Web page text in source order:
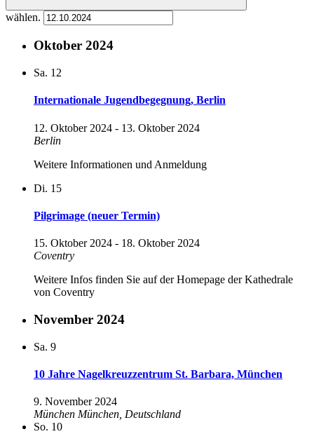
wählen.
Oktober 2024
Sa. 12
Internationale Jugendbegegnung, Berlin
12. Oktober 2024 - 13. Oktober 2024
Berlin
Weitere Informationen und Anmeldung
Di. 15
Pilgrimage (neuer Termin)
15. Oktober 2024 - 18. Oktober 2024
Coventry
Weitere Infos finden Sie auf der Homepage der Kathedrale
von Coventry
November 2024
Sa. 9
10 Jahre Nagelkreuzzentrum St. Barbara, München
9. November 2024
München München, Deutschland
So. 10